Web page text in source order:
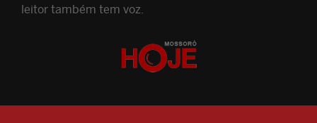
leitor também tem voz.